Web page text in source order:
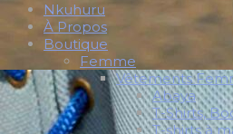
Nkuhuru
À Propos
Boutique
Femme
Vêtements
Abaya
T-Shirts,
T-shirts à